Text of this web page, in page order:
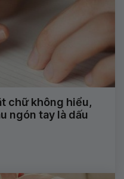
chữ không hiểu,
ngón tay là dấu